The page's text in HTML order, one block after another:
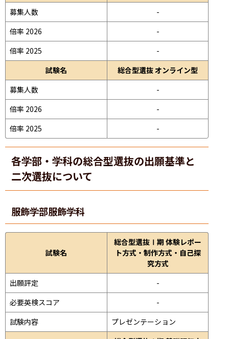
募集人数
-
倍率 2026
-
倍率 2025
-
試験名
総合型選抜 オンライン型
募集人数
-
倍率 2026
-
倍率 2025
-
各学部・学科の総合型選抜の出願基準と
二次選抜について
服飾学部服飾学科
試験名
総合型選抜Ⅰ期 体験レポー
ト方式・制作方式・自己探
究方式
出願評定
-
必要英検スコア
-
試験内容
プレゼンテーション